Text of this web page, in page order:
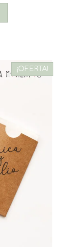
¡OFERTA!